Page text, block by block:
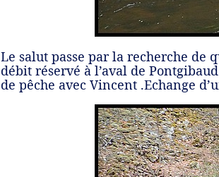
Le salut passe par la recherche de
débit réservé à l’aval de
de pêche avec Vincent .Echange